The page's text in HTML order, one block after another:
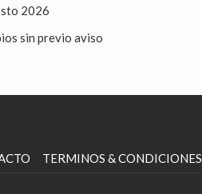
2026
sin previo aviso
ABRE
TERMINOS & CONDICIONES